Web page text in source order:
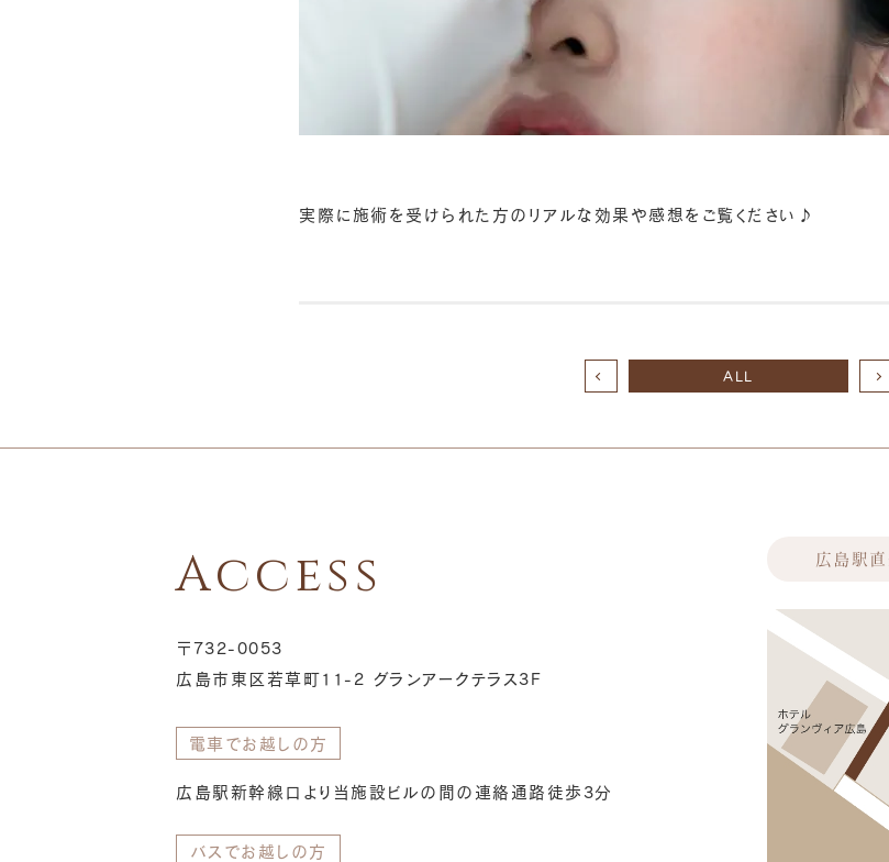
実際に施術を受けられた方のリアルな効果や感想をご覧ください♪
ALL
Access
〒732-0053
広島市東区若草町11-2 グランアークテラス3F
電車でお越しの方
広島駅新幹線口より当施設ビルの間の連絡通路徒歩3分
バスでお越しの方
広島駅